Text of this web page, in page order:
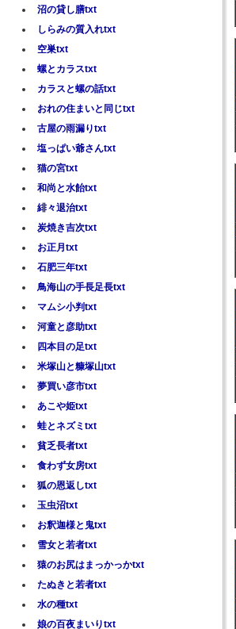
沼の貸し膳txt
しらみの質入れtxt
空巣txt
螺とカラスtxt
カラスと螺の話txt
おれの住まいと同じtxt
古屋の雨漏りtxt
塩っぱい爺さんtxt
猫の宮txt
和尚と水飴txt
緋々退治txt
炭焼き吉次txt
お正月txt
石肥三年txt
鳥海山の手長足長txt
マムシ小判txt
河童と彦助txt
四本目の足txt
米塚山と糠塚山txt
夢買い彦市txt
あこや姫txt
蛙とネズミtxt
貧乏長者txt
食わず女房txt
狐の恩返しtxt
玉虫沼txt
お釈迦様と鬼txt
雪女と若者txt
猿のお尻はまっかっかtxt
たぬきと若者txt
水の種txt
娘の百夜まいりtxt